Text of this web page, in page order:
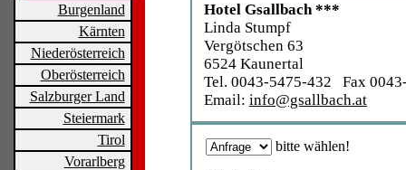
Burgenland
Kärnten
Niederösterreich
Oberösterreich
Salzburger Land
Steiermark
Tirol
Vorarlberg
Hotel Gsallbach ***
Linda Stumpf
Vergötschen 63
6524 Kaunertal
Tel. 0043-5475-432 Fax
Email: info@gsallbach.at
bitte wählen!